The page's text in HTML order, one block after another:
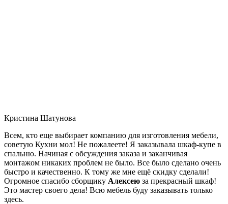
Кристина Шатунова
Всем, кто еще выбирает компанию для изготовления мебели,
советую Кухни мол! Не пожалеете! Я заказывала шкаф-купе в
спальню. Начиная с обсуждения заказа и заканчивая
монтажом никаких проблем не было. Все было сделано очень
быстро и качественно. К тому же мне ещё скидку сделали!
Огромное спасибо сборщику Алексею за прекрасный шкаф!
Это мастер своего дела! Всю мебель буду заказывать только
здесь.